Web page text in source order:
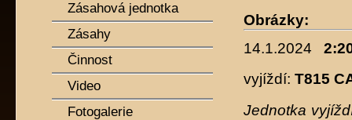
Obrázky:
14.1.2024
vyjíždí: T815
Jednotka
Zásahová jednotka
Zásahy
Činnost
Video
Fotogalerie